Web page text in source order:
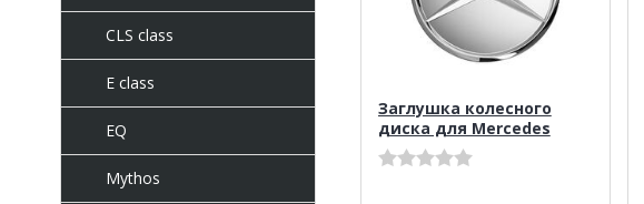
CLS class
E class
EQ
Mythos
Заглушка колесного
диска для Mercedes